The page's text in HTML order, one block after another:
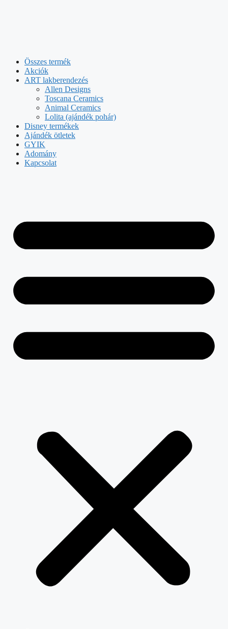
Összes termék
Akciók
ART lakberendezés
Allen Designs
Toscana Ceramics
Animal Ceramics
Lolita (ajándék pohár)
Disney termékek
Ajándék ötletek
GYIK
Adomány
Kapcsolat